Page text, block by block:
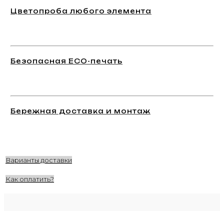
Цветопроба любого элемента
Безопасная ECO-печать
Бережная доставка и монтаж
Варианты доставки
Как оплатить?